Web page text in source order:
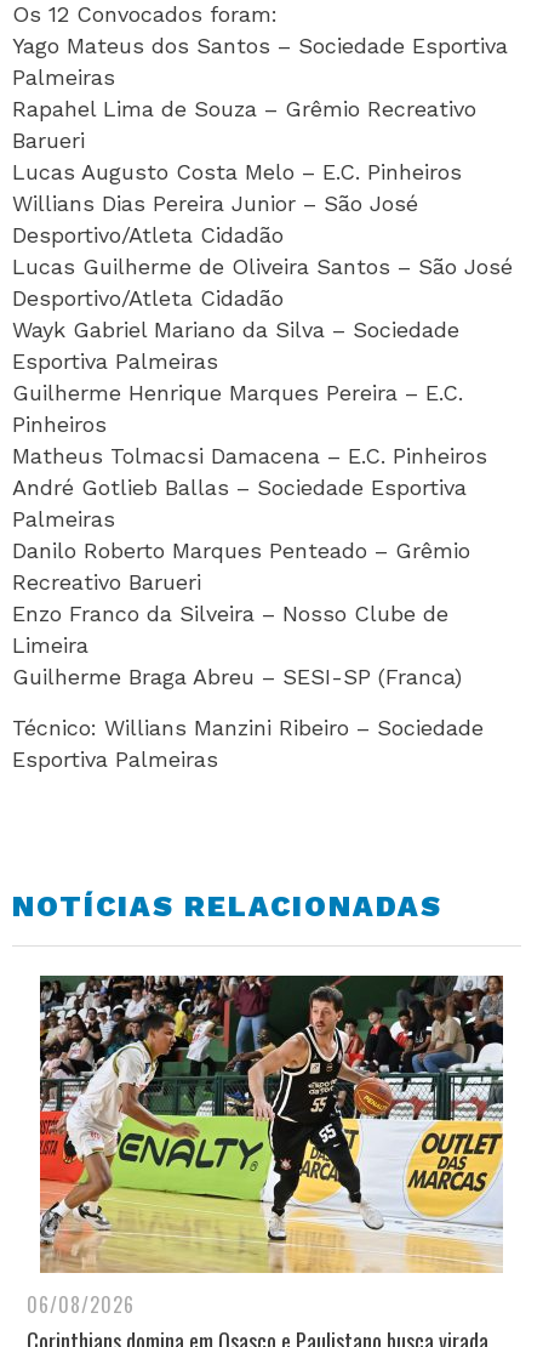
Os 12 Convocados foram:
Yago Mateus dos Santos – Sociedade Esportiva
Palmeiras
Rapahel Lima de Souza – Grêmio Recreativo
Barueri
Lucas Augusto Costa Melo – E.C. Pinheiros
Willians Dias Pereira Junior – São José
Desportivo/Atleta Cidadão
Lucas Guilherme de Oliveira Santos – São José
Desportivo/Atleta Cidadão
Wayk Gabriel Mariano da Silva – Sociedade
Esportiva Palmeiras
Guilherme Henrique Marques Pereira – E.C.
Pinheiros
Matheus Tolmacsi Damacena – E.C. Pinheiros
André Gotlieb Ballas – Sociedade Esportiva
Palmeiras
Danilo Roberto Marques Penteado – Grêmio
Recreativo Barueri
Enzo Franco da Silveira – Nosso Clube de
Limeira
Guilherme Braga Abreu – SESI-SP (Franca)
Técnico: Willians Manzini Ribeiro – Sociedade
Esportiva Palmeiras
NOTÍCIAS RELACIONADAS
06/08/2026